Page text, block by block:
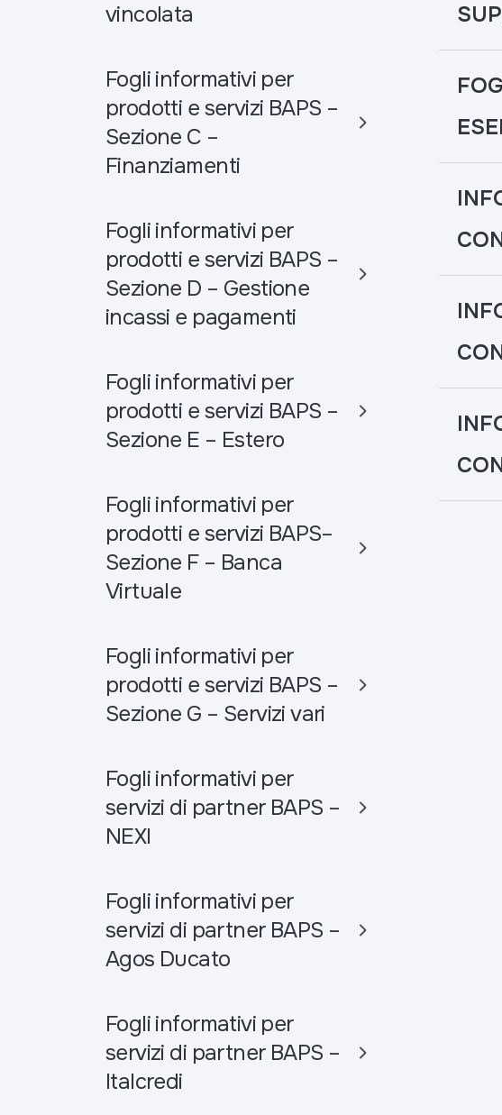
vincolata
Fogli informativi per
prodotti e servizi BAPS –
Sezione C –
Finanziamenti
Fogli informativi per
prodotti e servizi BAPS –
Sezione D – Gestione
incassi e pagamenti
Fogli informativi per
prodotti e servizi BAPS –
Sezione E – Estero
Fogli informativi per
prodotti e servizi BAPS–
Sezione F – Banca
Virtuale
Fogli informativi per
prodotti e servizi BAPS –
Sezione G – Servizi vari
Fogli informativi per
servizi di partner BAPS –
NEXI
Fogli informativi per
servizi di partner BAPS –
Agos Ducato
Fogli informativi per
servizi di partner BAPS –
Italcredi